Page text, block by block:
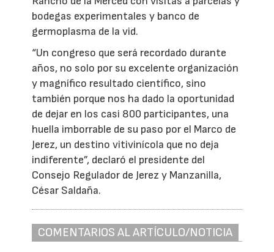
bodegas experimentales y banco de
germoplasma de la vid.
“Un congreso que será recordado durante
años, no solo por su excelente organización
y magnífico resultado científico, sino
también porque nos ha dado la oportunidad
de dejar en los casi 800 participantes, una
huella imborrable de su paso por el Marco de
Jerez, un destino vitivinícola que no deja
indiferente”, declaró el presidente del
Consejo Regulador de Jerez y Manzanilla,
César Saldaña.
COMENTARIOS AL ARTÍCULO/NOTICIA